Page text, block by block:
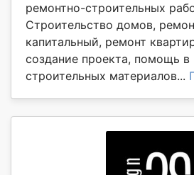
ремонтно-строительных
Строительство домов,
капитальный, ремонт
создание проекта, помощь в
строительных материалов...